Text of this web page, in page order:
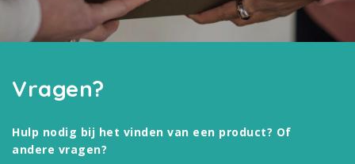
Vragen?
Hulp nodig bij het vinden van een product? Of
andere vragen?